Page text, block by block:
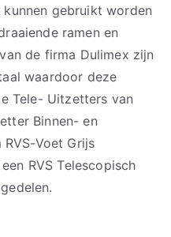
gebruikt worden
ramen en
de firma Dulimex zijn
waardoor deze
Tele- Uitzetters van
Binnen- en
Voet Grijs
RVS Telescopisch